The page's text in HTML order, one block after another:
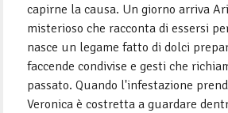
capirne la causa. Un giorno arriva
misterioso che racconta di essersi
nasce un legame fatto di dolci
faccende condivise e gesti che
passato. Quando l'infestazione
Veronica è costretta a guardare